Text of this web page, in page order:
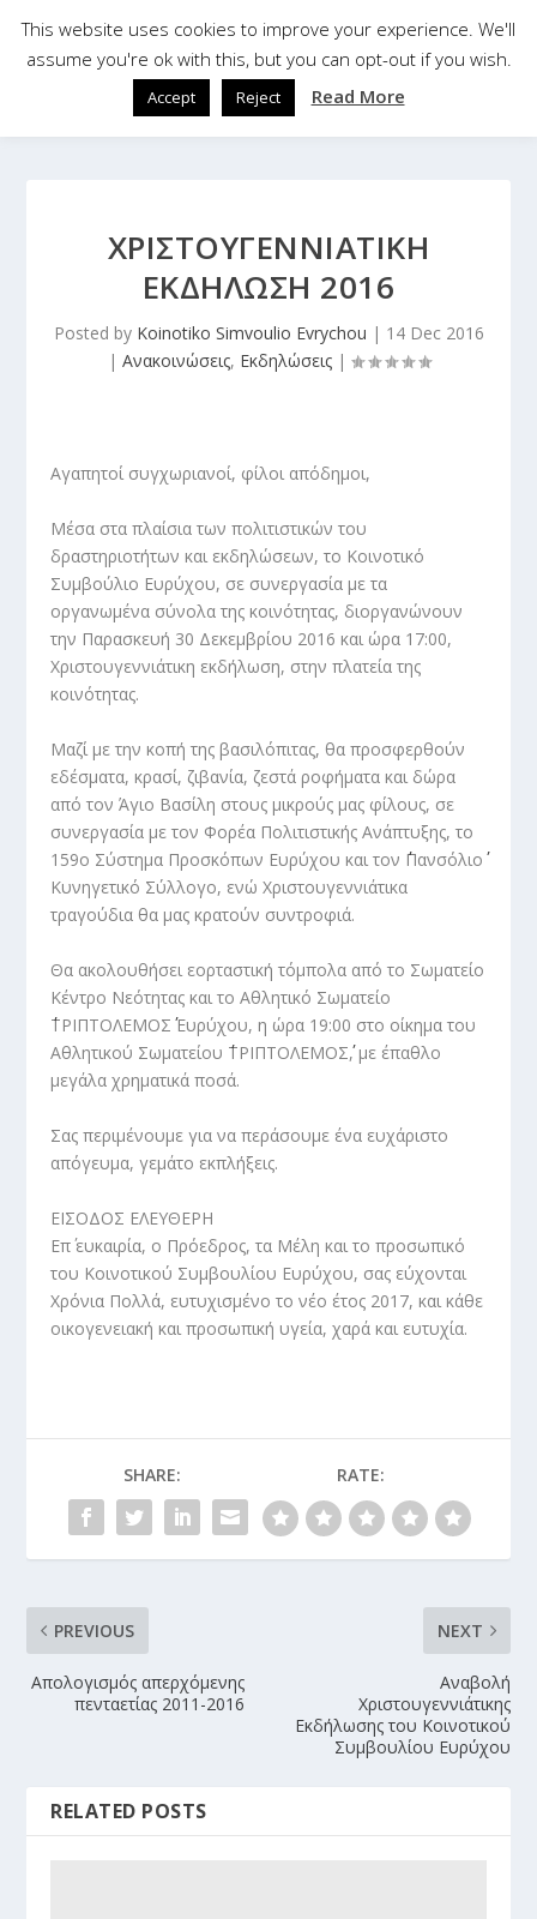
ΧΡΙΣΤΟΥΓΕΝΝΙΑΤΙΚΗ
ΕΚΔΗΛΩΣΗ 2016
Posted by Koinotiko Simvoulio Evrychou | 14 Dec 2016
| Ανακοινώσεις, Εκδηλώσεις|
Αγαπητοί συγχωριανοί, φίλοι απόδημοι,
Μέσα στα πλαίσια των πολιτιστικών του
δραστηριοτήτων και εκδηλώσεων, το Κοινοτικό
Συμβούλιο Ευρύχου, σε συνεργασία με τα
οργανωμένα σύνολα της κοινότητας, διοργανώνουν
την Παρασκευή 30 Δεκεμβρίου 2016 και ώρα 17:00,
Χριστουγεννιάτικη εκδήλωση, στην πλατεία της
κοινότητας.
Μαζί με την κοπή της βασιλόπιτας, θα προσφερθούν
εδέσματα, κρασί, ζιβανία, ζεστά ροφήματα και δώρα
από τον Άγιο Βασίλη στους μικρούς μας φίλους, σε
συνεργασία με τον Φορέα Πολιτιστικής Ανάπτυξης, το
159ο Σύστημα Προσκόπων Ευρύχου και τον ΄΄Πανσόλιο΄΄
Κυνηγετικό Σύλλογο, ενώ Χριστουγεννιάτικα
τραγούδια θα μας κρατούν συντροφιά.
Θα ακολουθήσει εορταστική τόμπολα από το Σωματείο
Κέντρο Νεότητας και το Αθλητικό Σωματείο
΄΄ΤΡΙΠΤΟΛΕΜΟΣ΄΄ Ευρύχου, η ώρα 19:00 στο οίκημα του
Αθλητικού Σωματείου ΄΄ΤΡΙΠΤΟΛΕΜΟΣ΄΄, με έπαθλο
μεγάλα χρηματικά ποσά.
Σας περιμένουμε για να περάσουμε ένα ευχάριστο
απόγευμα, γεμάτο εκπλήξεις.
ΕΙΣΟΔΟΣ ΕΛΕΥΘΕΡΗ
Επ΄ ευκαιρία, ο Πρόεδρος, τα Μέλη και το προσωπικό
του Κοινοτικού Συμβουλίου Ευρύχου, σας εύχονται
Χρόνια Πολλά, ευτυχισμένο το νέο έτος 2017, και κάθε
οικογενειακή και προσωπική υγεία, χαρά και ευτυχία.
SHARE: RATE:
PREVIOUS
Απολογισμός απερχόμενης
πενταετίας 2011-2016
NEXT
Αναβολή
Χριστουγεννιάτικης
Εκδήλωσης του Κοινοτικού
Συμβουλίου Ευρύχου
RELATED POSTS
This website uses cookies to improve your experience. We'll
assume you're ok with this, but you can opt-out if you wish.
Accept Reject Read More